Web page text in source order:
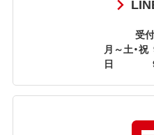
受
月～土・祝
日